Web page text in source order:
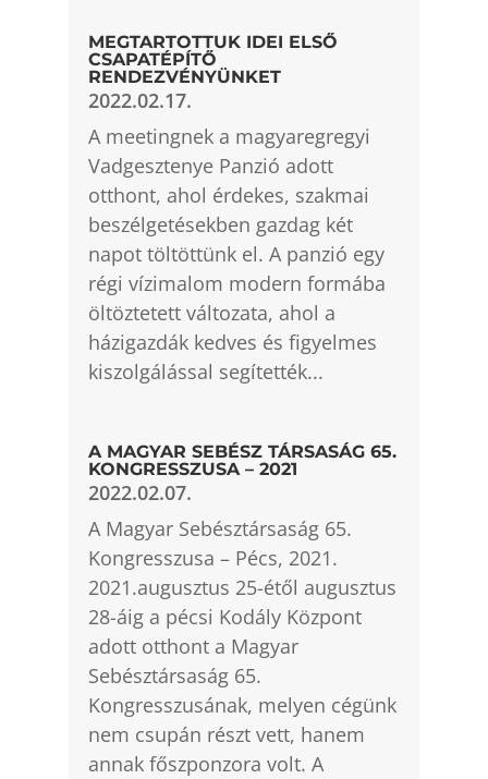
MEGTARTOTTUK IDEI ELSŐ
CSAPATÉPÍTŐ
RENDEZVÉNYÜNKET
2022.02.17.
A meetingnek a magyaregregyi
Vadgesztenye Panzió adott
otthont, ahol érdekes, szakmai
beszélgetésekben gazdag két
napot töltöttünk el. A panzió egy
régi vízimalom modern formába
öltöztetett változata, ahol a
házigazdák kedves és figyelmes
kiszolgálással segítették...
A MAGYAR SEBÉSZ TÁRSASÁG 65.
KONGRESSZUSA – 2021
2022.02.07.
A Magyar Sebésztársaság 65.
Kongresszusa – Pécs, 2021.
2021.augusztus 25-étől augusztus
28-áig a pécsi Kodály Központ
adott otthont a Magyar
Sebésztársaság 65.
Kongresszusának, melyen cégünk
nem csupán részt vett, hanem
annak főszponzora volt. A